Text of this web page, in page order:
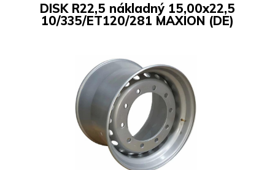
DISK R22,5 nákladný 15,00x22,5
10/335/ET120/281 MAXION (DE)